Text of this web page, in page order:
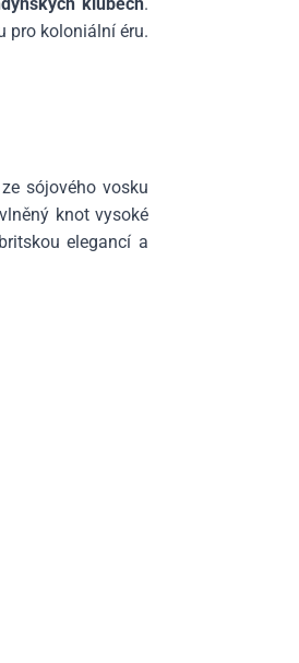
pro koloniální éru.
sójového vosku
knot vysoké
elegancí a